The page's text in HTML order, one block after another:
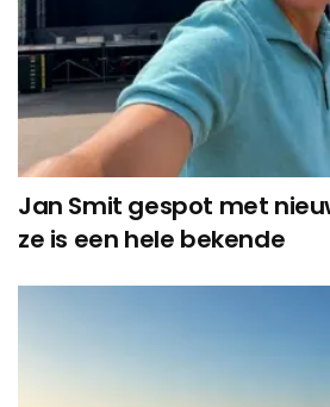
Jan Smit gespot met
ze is een hele bekende